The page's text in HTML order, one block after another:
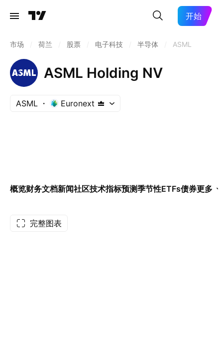
开始
市场 荷兰 股票 电子科技 半导体 ASML
ASML Holding NV
ASML Euronext
概览财务文档新闻社区技术指标预测季节性ETFs债券更多
完整图表